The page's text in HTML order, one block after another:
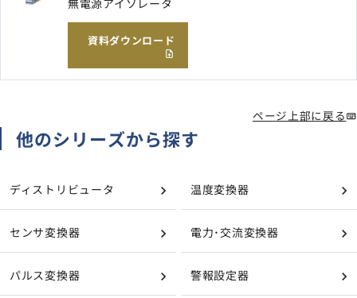
無電源アイソレータ
資料ダウンロード
ページ上部に戻る
他のシリーズから探す
ディストリビュータ 温度変換器
センサ変換器 電力･交流変換器
パルス変換器 警報設定器